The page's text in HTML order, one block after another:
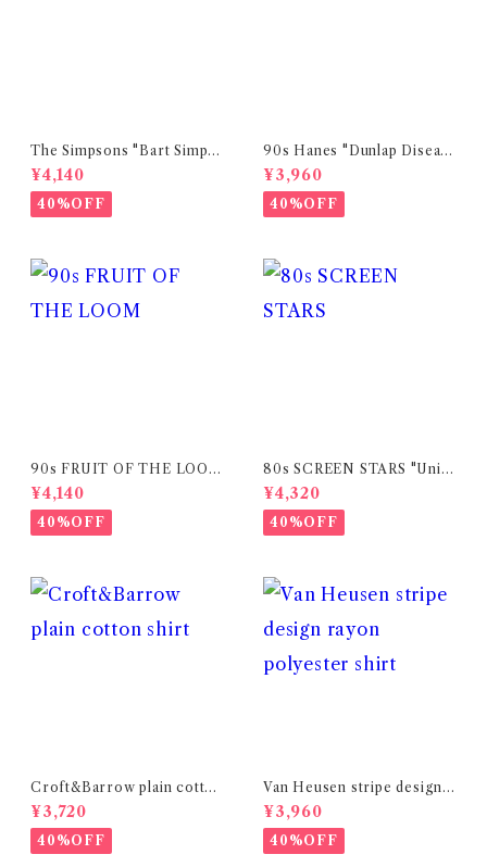
The Simpsons "Bart Simps
on" official print t-shirt
¥4,140
40%OFF
90s Hanes "Dunlap Diseas
e" print t-shirt (made in US
A)
¥3,960
40%OFF
90s FRUIT OF THE LOOM
"Mopar Nationals" print t-s
hirt (made in USA)
¥4,140
40%OFF
80s SCREEN STARS "Univ
ersity of South Dakota "col
lege print t-shirt
¥4,320
40%OFF
Croft&Barrow plain cotton
shirt
¥3,720
40%OFF
Van Heusen stripe design r
ayon polyester shirt
¥3,960
40%OFF